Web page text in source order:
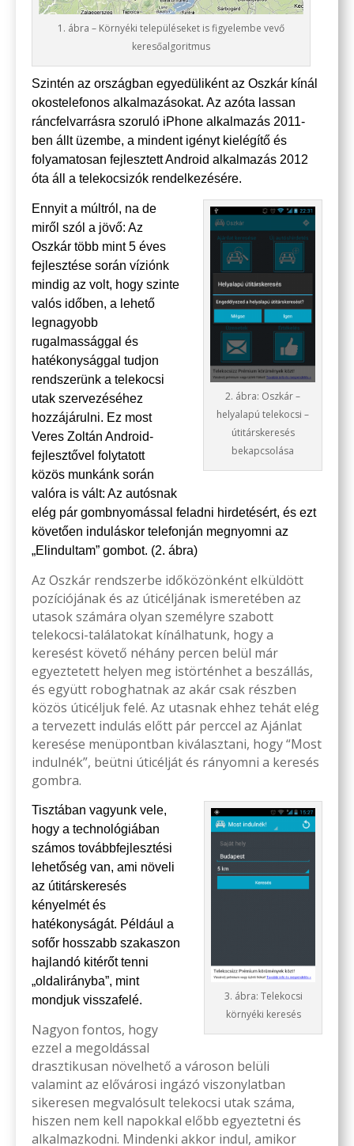
1. ábra – Környéki településeket is figyelembe vevő
keresőalgoritmus
Szintén az országban egyedüliként az Oszkár kínál
okostelefonos alkalmazásokat. Az azóta lassan
ráncfelvarrásra szoruló iPhone alkalmazás 2011-
ben állt üzembe, a mindent igényt kielégítő és
folyamatosan fejlesztett Android alkalmazás 2012
óta áll a telekocsizók rendelkezésére.
2. ábra: Oszkár –
helyalapú telekocsi –
útitárskeresés
bekapcsolása
Ennyit a múltról, na de
miről szól a jövő: Az
Oszkár több mint 5 éves
fejlesztése során víziónk
mindig az volt, hogy szinte
valós időben, a lehető
legnagyobb
rugalmassággal és
hatékonysággal tudjon
rendszerünk a telekocsi
utak szervezéséhez
hozzájárulni. Ez most
Veres Zoltán Android-
fejlesztővel folytatott
közös munkánk során
valóra is vált: Az autósnak
elég pár gombnyomással feladni hirdetésért, és ezt
követően induláskor telefonján megnyomni az
„Elindultam” gombot. (2. ábra)
Az Oszkár rendszerbe időközönként elküldött
pozíciójának és az úticéljának ismeretében az
utasok számára olyan személyre szabott
telekocsi-találatokat kínálhatunk, hogy a
keresést követő néhány percen belül már
egyeztetett helyen meg istörténhet a beszállás,
és együtt roboghatnak az akár csak részben
közös úticéljuk felé. Az utasnak ehhez tehát elég
a tervezett indulás előtt pár perccel az Ajánlat
keresése menüpontban kiválasztani, hogy “Most
indulnék”, beütni úticélját és rányomni a keresés
gombra.
3. ábra: Telekocsi
környéki keresés
Tisztában vagyunk vele,
hogy a technológiában
számos továbbfejlesztési
lehetőség van, ami növeli
az útitárskeresés
kényelmét és
hatékonyságát. Például a
sofőr hosszabb szakaszon
hajlandó kitérőt tenni
„oldalirányba”, mint
mondjuk visszafelé.
Nagyon fontos, hogy
ezzel a megoldással
drasztikusan növelhető a városon belüli
valamint az elővárosi ingázó viszonylatban
sikeresen megvalósult telekocsi utak száma,
hiszen nem kell napokkal előbb egyeztetni és
alkalmazkodni. Mindenki akkor indul, amikor